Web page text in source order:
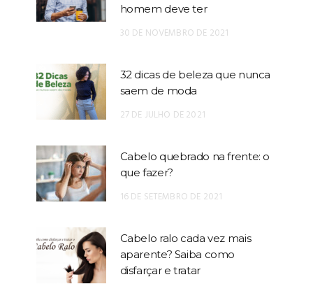
homem deve ter
30 DE NOVEMBRO DE 2021
32 dicas de beleza que nunca
saem de moda
27 DE JULHO DE 2021
Cabelo quebrado na frente: o
que fazer?
16 DE SETEMBRO DE 2021
Cabelo ralo cada vez mais
aparente? Saiba como
disfarçar e tratar